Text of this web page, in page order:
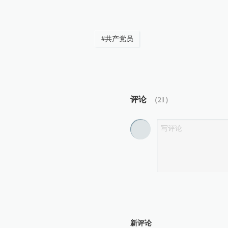
#共产党员
评论 （21 ）
新评论